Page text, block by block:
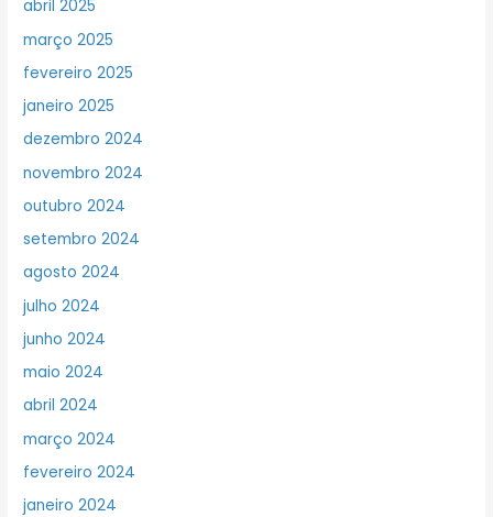
abril 2025
março 2025
fevereiro 2025
janeiro 2025
dezembro 2024
novembro 2024
outubro 2024
setembro 2024
agosto 2024
julho 2024
junho 2024
maio 2024
abril 2024
março 2024
fevereiro 2024
janeiro 2024